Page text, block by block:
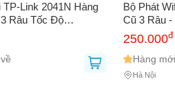
TP-Link 2041N Hàng
Râu Tốc Độ
Tường Sóng
Cài Đặt
Bộ Phát
Cũ 3 Râu
Sóng
Dài Hạn,
250.000đ
Hàng
Hà Nội